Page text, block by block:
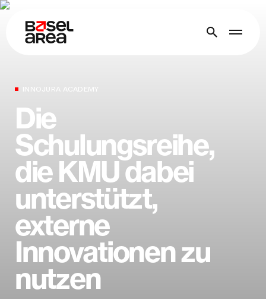
INNOJURA ACADEMY
Die
Schulungsreihe,
die KMU dabei
unterstützt,
externe
Innovationen zu
nutzen